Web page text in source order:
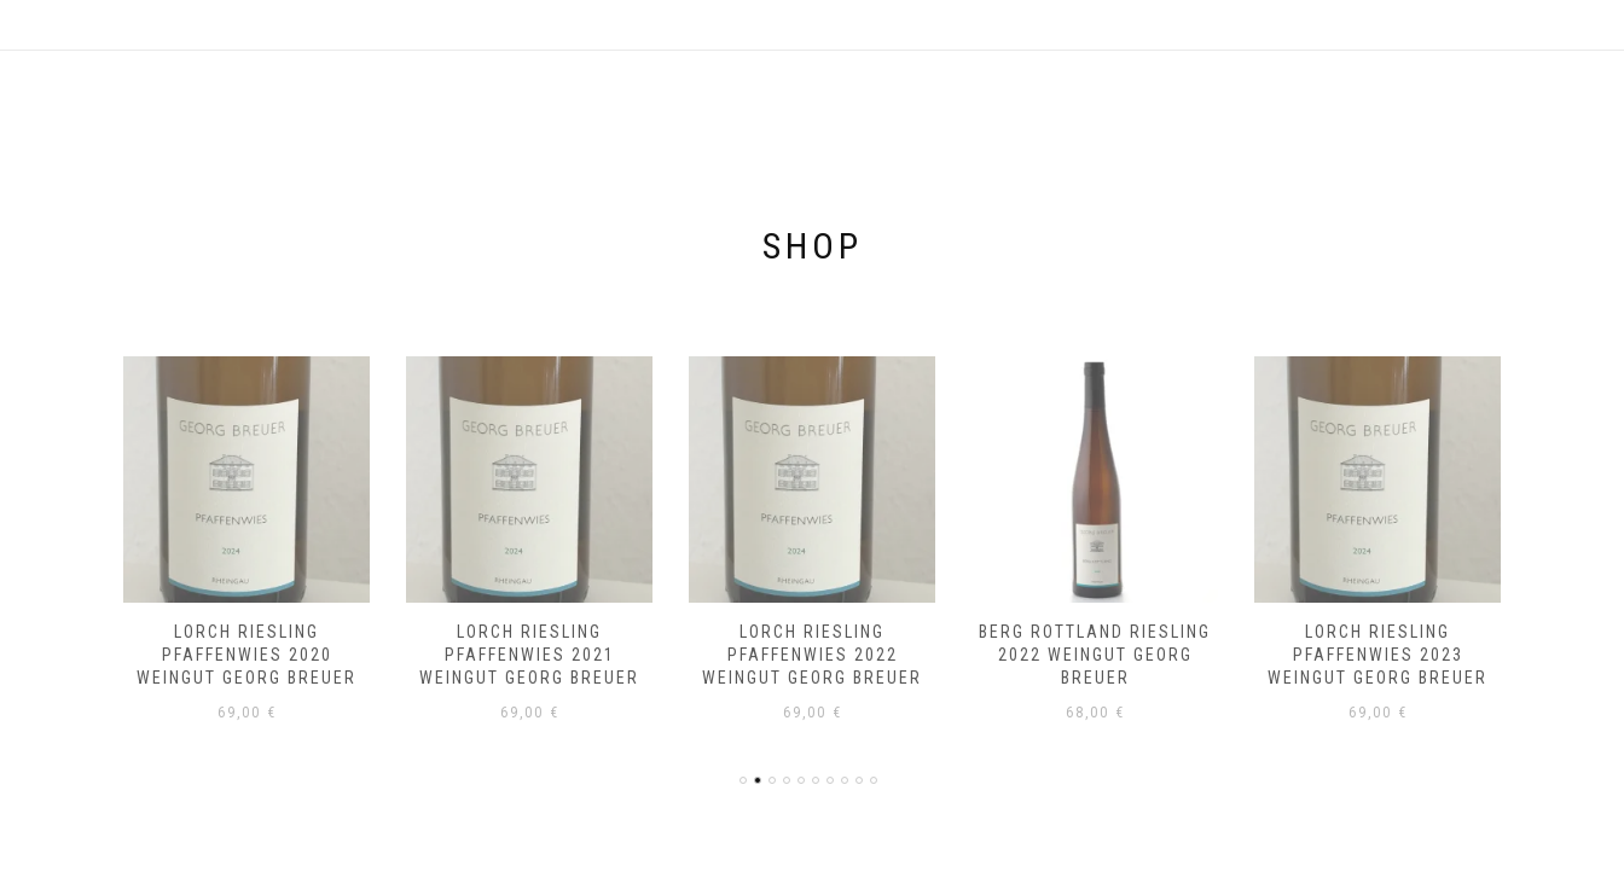
SHOP
LORCH RIESLING
PFAFFENWIES 2020
WEINGUT GEORG BREUER
69,00 €
LORCH RIESLING
PFAFFENWIES 2021
WEINGUT GEORG BREUER
69,00 €
LORCH RIESLING
PFAFFENWIES 2022
WEINGUT GEORG BREUER
69,00 €
BERG ROTTLAND RIESLING
2022 WEINGUT GEORG
BREUER
68,00 €
LORCH RIESLING
PFAFFENWIES 2023
WEINGUT GEORG BREUER
69,00 €